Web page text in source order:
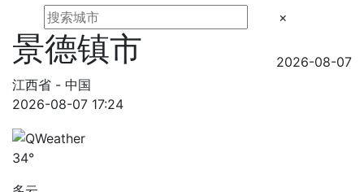
×
景德镇市
江西省 - 中国
2026-08-07
2026-08-07 17:24
34°